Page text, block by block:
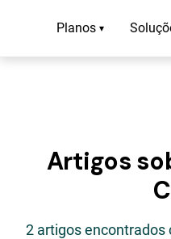
Planos ▾
Artigos
2 artigos encontrados